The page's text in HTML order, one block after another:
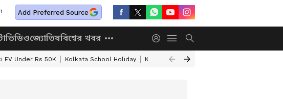
Add Preferred Source
ভিডিওজ্যোতিষবিশ্বের খবর
EV Under Rs 50K Kolkata School Holiday Kolkata Weather Update